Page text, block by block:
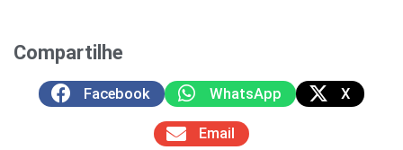
Compartilhe
Facebook WhatsApp X
Email